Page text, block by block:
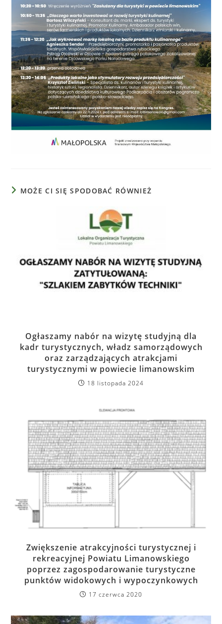
MOŻE CI SIĘ SPODOBAĆ RÓWNIEŻ
Ogłaszamy nabór na wizytę studyjną dla
kadr turystycznych, władz samorządowych
oraz zarządzających atrakcjami
turystycznymi w powiecie limanowskim
18 listopada 2024
Zwiększenie atrakcyjności turystycznej i
rekreacyjnej Powiatu Limanowskiego
poprzez zagospodarowanie turystyczne
punktów widokowych i wypoczynkowych
17 czerwca 2020